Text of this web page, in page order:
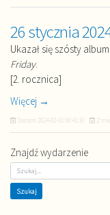
26 stycznia
Ukazał się szósty
Friday.
[2. rocznica]
Więcej →
Dodano 2024-02-01 00:41:19
Znajdź wydarzenie